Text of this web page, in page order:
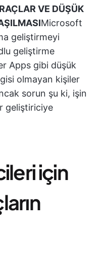
VE DÜŞÜK
Microsoft
geliştirmeyi
geliştirme
Apps gibi düşük
olmayan kişiler
sorun şu ki, işin
geliştiriciye
için